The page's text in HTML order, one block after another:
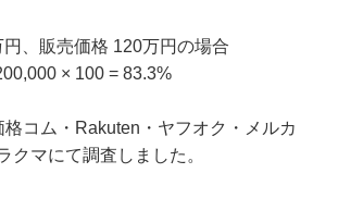
、販売価格 120万円の場合
× 100 = 83.3%
コム・Rakuten・ヤフオク・メルカ
クマにて調査しました。